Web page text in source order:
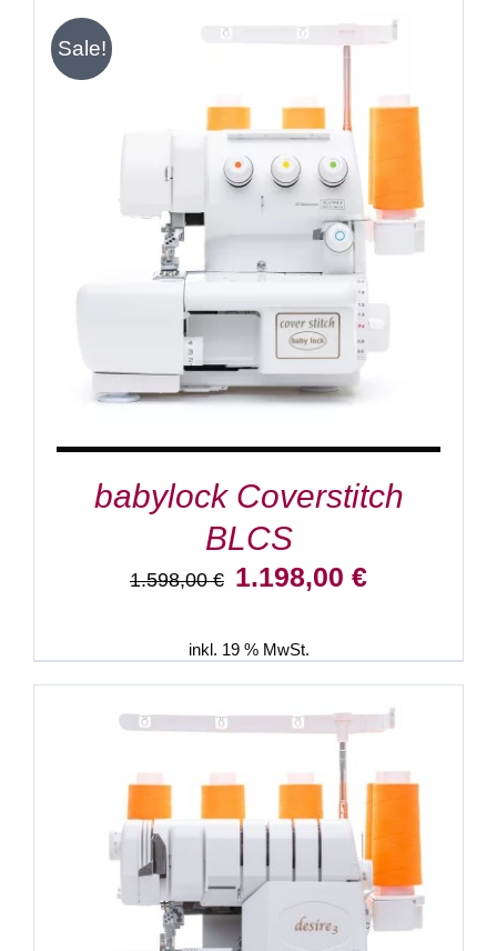
Sale!
IN DEN WARENKORB DETAILS
babylock Coverstitch
BLCS
1.598,00€ Ursprünglicher
1.598,00 €
1.198,00 €Aktueller
inkl. 19 % MwSt.
IN DEN WARENKORB DETAILS